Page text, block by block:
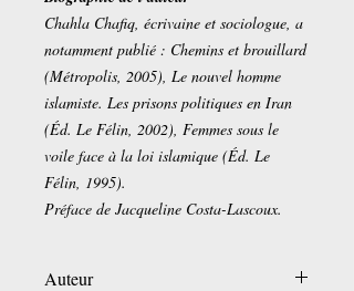
Chahla Chafiq, écrivaine et sociologue, a
notamment publié : Chemins et brouillard
(Métropolis, 2005), Le nouvel homme
islamiste. Les prisons politiques en Iran
(Éd. Le Félin, 2002), Femmes sous le
voile face à la loi islamique (Éd. Le
Félin, 1995).
Préface de Jacqueline Costa-Lascoux.
Auteur